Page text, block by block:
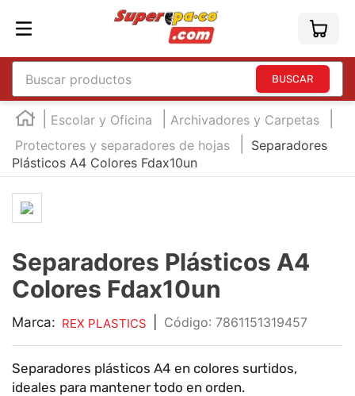
Buscar productos
Escolar y Oficina
Archivadores y Carpetas
Protectores y separadores de hojas
Separadores
Plásticos A4 Colores Fdax10un
Separadores Plásticos A4
Colores Fdax10un
Marca: REX PLASTICS : 7861151319457
Separadores plásticos A4 en colores surtidos,
ideales para mantener todo en orden.
TÉRMINOS MÁS BUSCADOS
2.
marcador e300
3.
4.
.
marcadores
8.
teclado
10. cuadernos